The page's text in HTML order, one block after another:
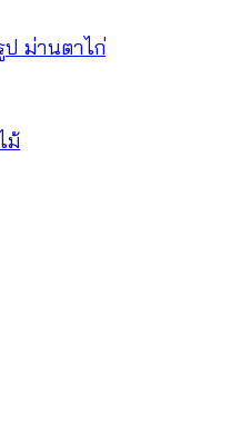
ป ม่านตาไก่
ม้